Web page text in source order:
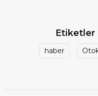
Etiketler
haber